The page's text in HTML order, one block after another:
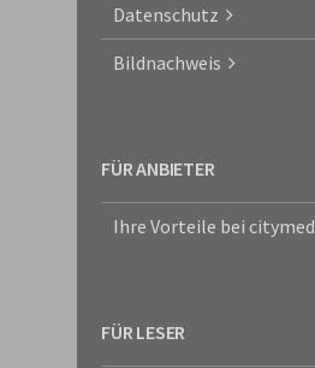
Datenschutz
Bildnachweis
FÜR ANBIETER
Ihre Vorteile bei citymed
FÜR LESER